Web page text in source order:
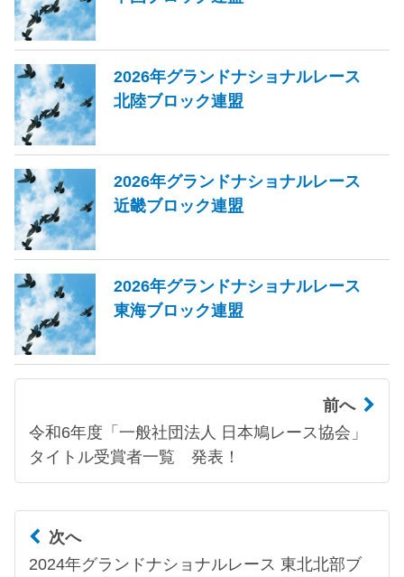
2026年グランドナショナルレース
北陸ブロック連盟
2026年グランドナショナルレース
近畿ブロック連盟
2026年グランドナショナルレース
東海ブロック連盟
前へ
令和6年度「一般社団法人 日本鳩レース協会」
タイトル受賞者一覧 発表！
次へ
2024年グランドナショナルレース 東北北部ブ